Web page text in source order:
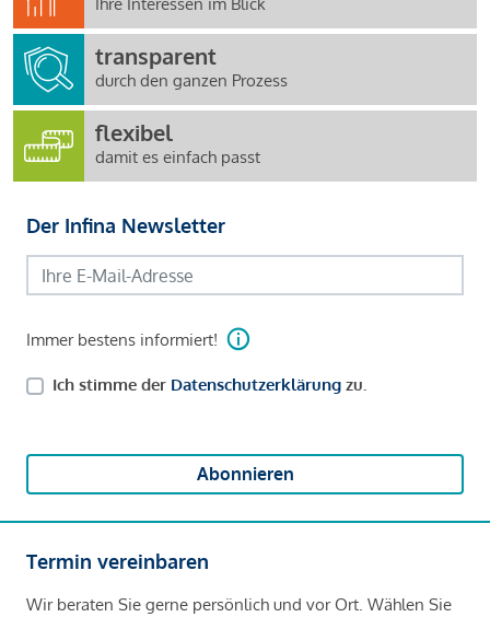
transparent
durch den ganzen Prozess
flexibel
damit es einfach passt
Der Infina Newsletter
Immer bestens informiert!
Ich stimme der Datenschutzerklärung zu.
Abonnieren
Termin vereinbaren
Wir beraten Sie gerne persönlich und vor Ort. Wählen Sie